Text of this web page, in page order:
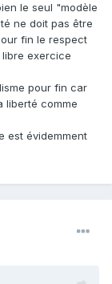
le seul "modèle
ne doit pas être
fin le respect
exercice
pour fin car
liberté comme
est évidemment